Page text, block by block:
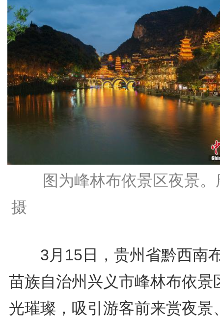
图为峰林布依景区夜景。
摄
3月15日，贵州省黔西南
苗族自治州兴义市峰林布依景
光璀璨，吸引游客前来赏夜景